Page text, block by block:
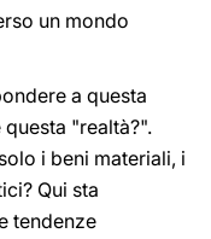
un mondo
a questa
"realtà?".
i beni materiali, i
Qui sta
tendenze